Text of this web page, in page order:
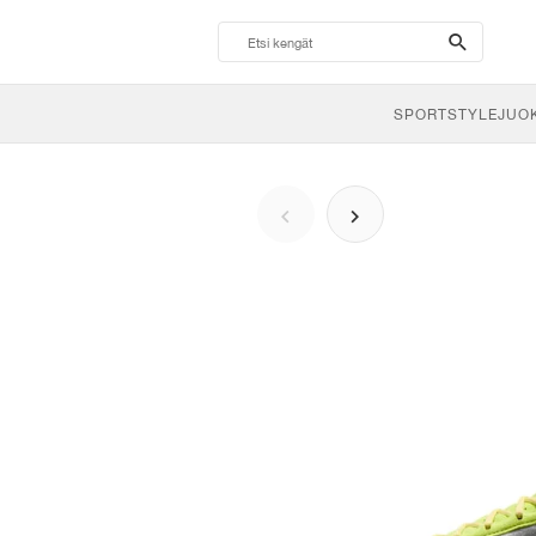
search-
btn
SPORTSTYLE